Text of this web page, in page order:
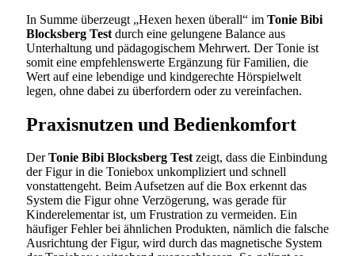
In Summe überzeugt „Hexen hexen überall“ im Tonie Bibi
Blocksberg Test durch eine gelungene Balance aus
Unterhaltung und pädagogischem Mehrwert. Der Tonie ist
somit eine empfehlenswerte Ergänzung für Familien, die
Wert auf eine lebendige und kindgerechte Hörspielwelt
legen, ohne dabei zu überfordern oder zu vereinfachen.
Praxisnutzen und Bedienkomfort
DerTonie Bibi Blocksberg Testzeigt, dass die Einbindung
der Figur in die Toniebox unkompliziert und schnell
vonstattengeht. Beim Aufsetzen auf die Box erkennt das
System die Figur ohne Verzögerung, was gerade für
Kinderelementar ist, um Frustration zu vermeiden. Ein
häufiger Fehler bei ähnlichen Produkten, nämlich die falsche
Ausrichtung der Figur, wird durch das magnetische System